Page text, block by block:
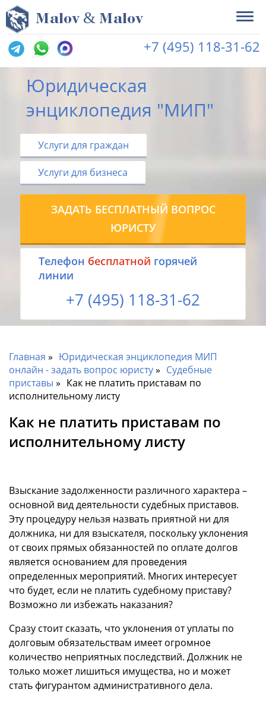
Malov & Malov
+7 (495) 118-31-62
Юридическая
энциклопедия "МИП"
Услуги для граждан
Услуги для бизнеса
ЗАДАТЬ БЕСПЛАТНЫЙ ВОПРОС
ЮРИСТУ
Tелефон бесплатной горячей
линии
+7 (495) 118-31-62
Главная
Юридическая энциклопедия МИП
онлайн - задать вопрос юристу
Судебные
приставы
Как не платить приставам по
исполнительному листу
Как не платить приставам по
исполнительному листу
Взыскание задолженности различного характера –
основной вид деятельности судебных приставов.
Эту процедуру нельзя назвать приятной ни для
должника, ни для взыскателя, поскольку уклонения
от своих прямых обязанностей по оплате долгов
является основанием для проведения
определенных мероприятий. Многих интересует
что будет, если не платить судебному приставу?
Возможно ли избежать наказания?
Сразу стоит сказать, что уклонения от уплаты по
долговым обязательствам имеет огромное
количество неприятных последствий. Должник не
только может лишиться имущества, но и может
стать фигурантом административного дела.